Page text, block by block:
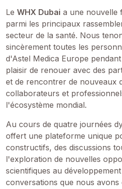
Le WHX Dubai a une nouvelle
parmi les principaux
secteur de la santé. Nous
sincèrement toutes les
d'Astel Medica Europe
plaisir de renouer avec des
et de rencontrer de nouveaux
collaborateurs et
l'écosystème mondial.
Au cours de quatre journées
offert une plateforme unique
constructifs, des discussions
l'exploration de nouvelles
scientifiques au
conversations que nous